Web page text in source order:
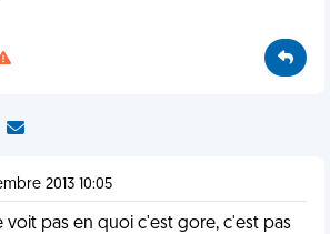
2013 10:05
voit pas en quoi c'est gore, c'est pas